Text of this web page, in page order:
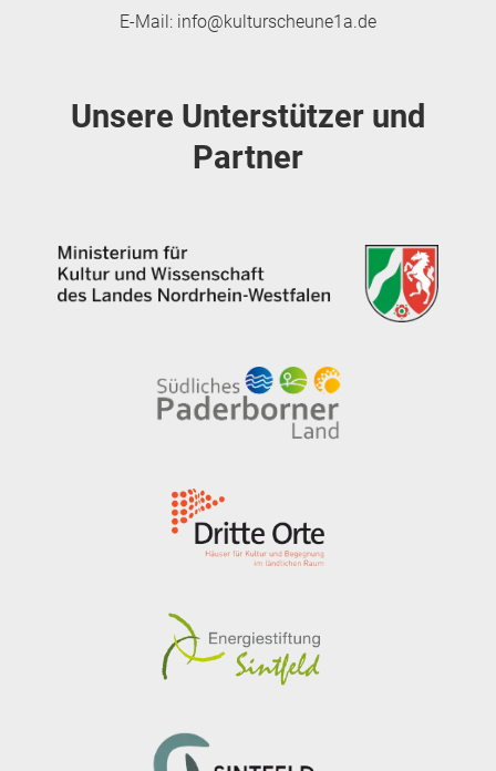
E-Mail: info@kulturscheune1a.de
Unsere Unterstützer und
Partner